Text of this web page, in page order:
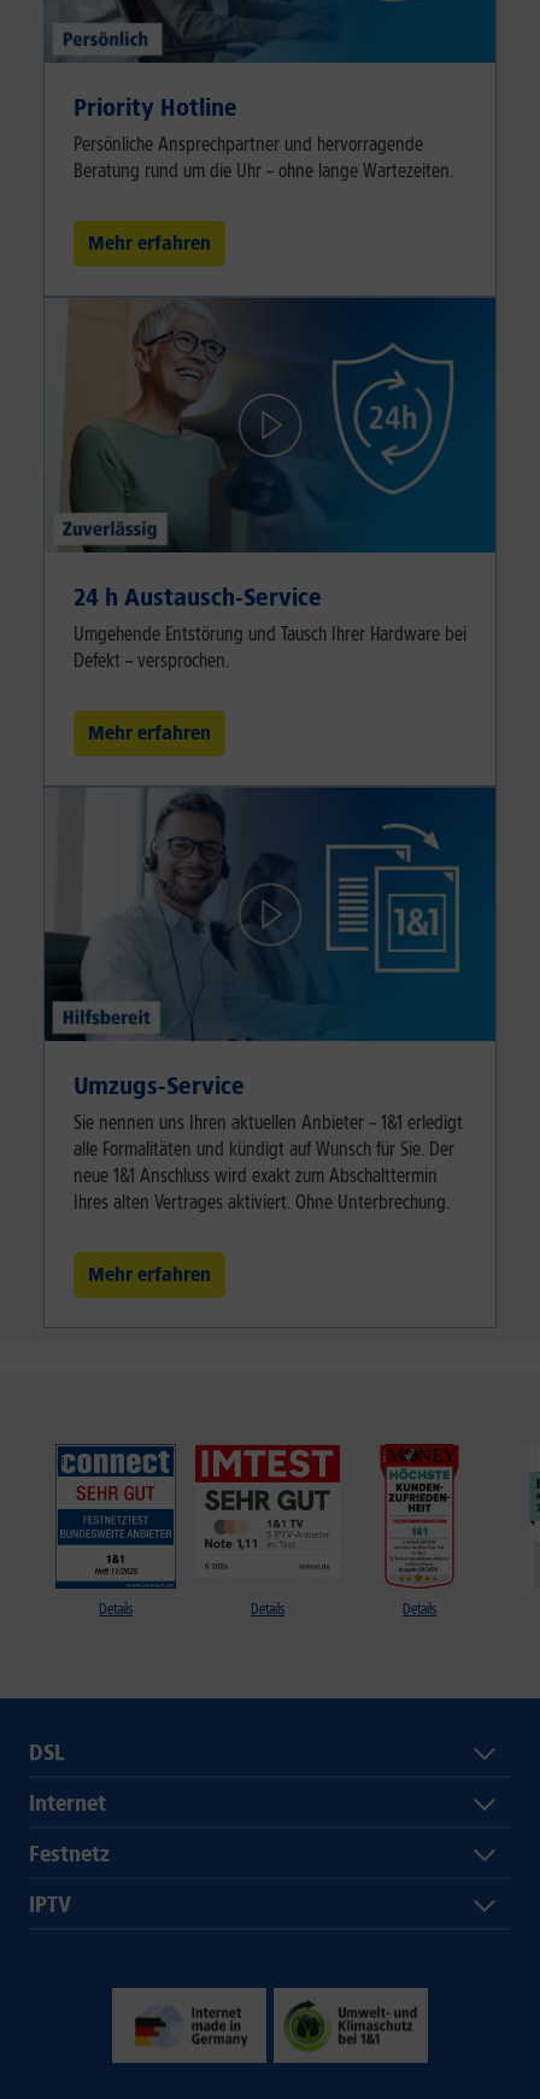
Priority Hotline
Persönliche Ansprechpartner und hervorragende
Beratung rund um die Uhr – ohne lange Wartezeiten.
Mehr erfahren
24 h Austausch-Service
Umgehende Entstörung und Tausch Ihrer Hardware bei
Defekt – versprochen.
Mehr erfahren
Umzugs-Service
Sie nennen uns Ihren aktuellen Anbieter – 1&1 erledigt
alle Formalitäten und kündigt auf Wunsch für Sie. Der
neue 1&1 Anschluss wird exakt zum Abschalttermin
Ihres alten Vertrages aktiviert. Ohne Unterbrechung.
Mehr erfahren
Details Details Details
DSL
Internet
Festnetz
IPTV